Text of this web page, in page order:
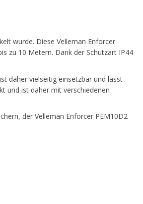
wurde. Diese Velleman Enforcer
zu 10 Metern. Dank der Schutzart IP44
daher vielseitig einsetzbar und lässt
und ist daher mit verschiedenen
der Velleman Enforcer PEM10D2